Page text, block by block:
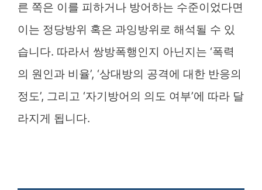
른 쪽은 이를 피하거나 방어하는 수준이었다면
이는 정당방위 혹은 과잉방위로 해석될 수 있
습니다. 따라서 쌍방폭행인지 아닌지는 ‘폭력
의 원인과 비율’, ‘상대방의 공격에 대한 반응의
정도’, 그리고 ‘자기방어의 의도 여부’에 따라 달
라지게 됩니다.